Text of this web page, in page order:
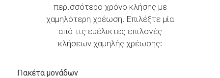
περισσότερο χρόνο κλήσης με
χαμηλότερη χρέωση. Επιλέξτε μία
από τις ευέλικτες επιλογές
κλήσεων χαμηλής χρέωσης:
Πακέτα μονάδων